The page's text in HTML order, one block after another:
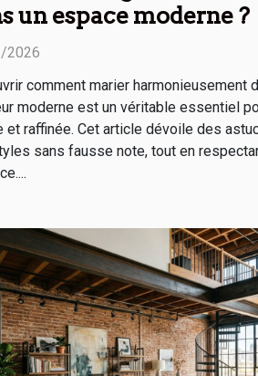
un espace moderne ?
2026
comment marier harmonieusement
moderne est un véritable essentiel
et raffinée. Cet article dévoile des
sans fausse note, tout en